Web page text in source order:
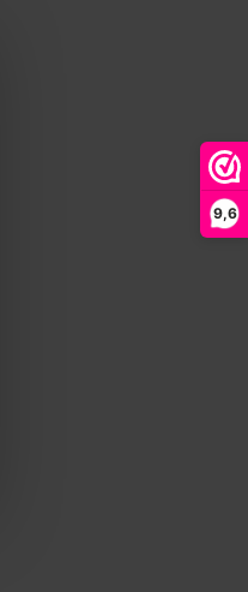
9,6